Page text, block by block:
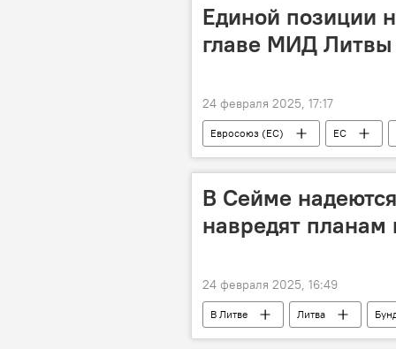
Единой позиции
главе МИД Литвы
24 февраля 2025, 17:17
Евросоюз (ЕС) ЕС
Общество
Кястутис Будрис
В Сейме
навредят планам
24 февраля 2025, 16:49
В Литве Литва
Германия
Немецкая